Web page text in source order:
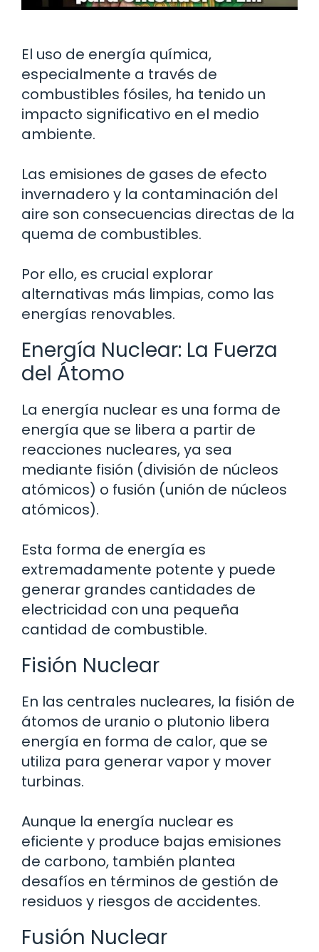
El uso de energía química,
especialmente a través de
combustibles fósiles, ha tenido un
impacto significativo en el medio
ambiente.
Las emisiones de gases de efecto
invernadero y la contaminación del
aire son consecuencias directas de la
quema de combustibles.
Por ello, es crucial explorar
alternativas más limpias, como las
energías renovables.
Energía Nuclear: La Fuerza
del Átomo
La energía nuclear es una forma de
energía que se libera a partir de
reacciones nucleares, ya sea
mediante fisión (división de núcleos
atómicos) o fusión (unión de núcleos
atómicos).
Esta forma de energía es
extremadamente potente y puede
generar grandes cantidades de
electricidad con una pequeña
cantidad de combustible.
Fisión Nuclear
En las centrales nucleares, la fisión de
átomos de uranio o plutonio libera
energía en forma de calor, que se
utiliza para generar vapor y mover
turbinas.
Aunque la energía nuclear es
eficiente y produce bajas emisiones
de carbono, también plantea
desafíos en términos de gestión de
residuos y riesgos de accidentes.
Fusión Nuclear